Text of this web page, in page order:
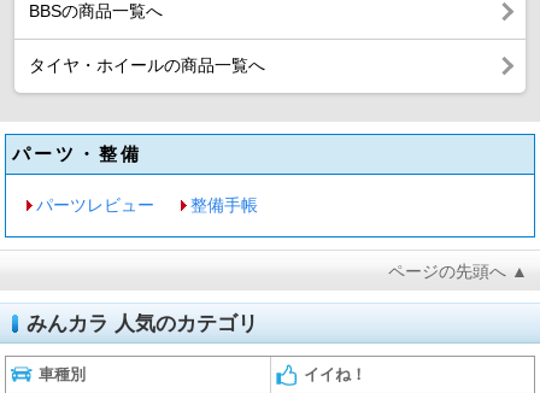
BBSの商品一覧へ
タイヤ・ホイールの商品一覧へ
パーツ・整備
パーツレビュー 整備手帳
ページの先頭へ ▲
みんカラ 人気のカテゴリ
車種別 イイね！